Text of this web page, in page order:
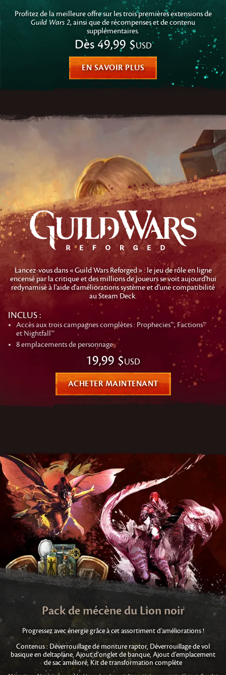
Profitez de la meilleure offre sur les trois premières extensions de
Guild Wars 2, ainsi que de récompenses et de contenu
supplémentaires.
Dès 49,99 $USD
EN SAVOIR PLUS
Lancez-vous dans « Guild Wars Reforged » : le jeu de rôle en ligne
encensé par la critique et des millions de joueurs se voit aujourd'hui
redynamisé à l'aide d'améliorations système et d'une compatibilité
au Steam Deck.
INCLUS :
Accès aux trois campagnes complètes : Prophecies™, Factions™
et Nightfall™
8 emplacements de personnage
19,99 $USD
ACHETER MAINTENANT
Pack de mécène du Lion noir
Progressez avec énergie grâce à cet assortiment d'améliorations !
Contenus : Déverrouillage de monture raptor, Déverrouillage de vol
basique en deltaplane, Ajout d'onglet de banque, Ajout d'emplacement
de sac amélioré, Kit de transformation complète